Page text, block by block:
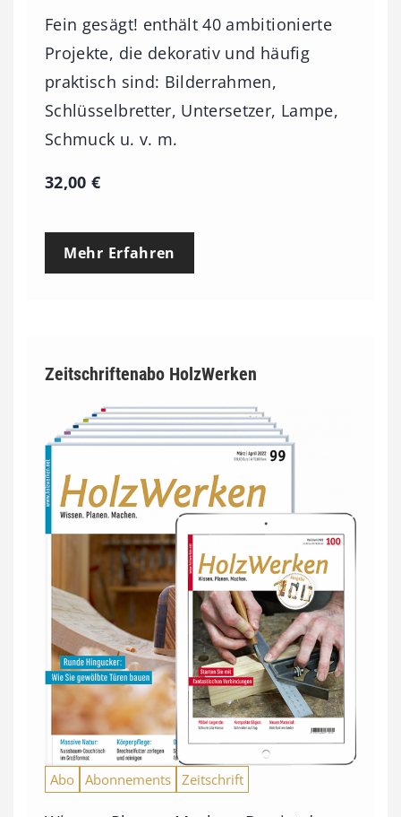
Fein gesägt! enthält 40 ambitionierte
Projekte, die dekorativ und häufig
praktisch sind: Bilderrahmen,
Schlüsselbretter, Untersetzer, Lampe,
Schmuck u. v. m.
32,00€
Mehr Erfahren
Zeitschriftenabo HolzWerken
Abo Abonnements Zeitschrift